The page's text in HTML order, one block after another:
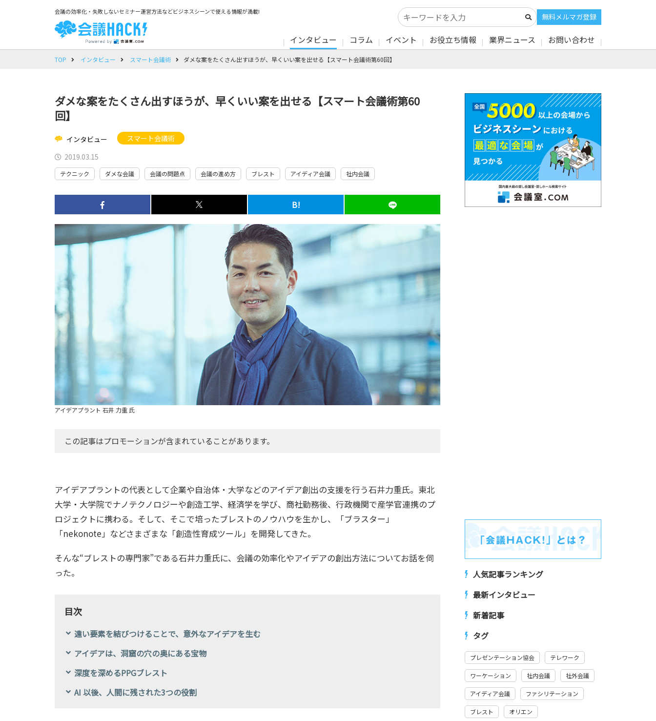
会議の効率化・失敗しないセミナー運営方法などビジネスシーンで使える情報が満載!
インタビュー コラム イベント お役立ち情報 業界ニュース お問い合わせ
無料メルマガ登録
TOP インタビュー スマート会議術 ダメな案をたくさん出すほうが、早くいい案を出せる【スマート会議術第60回】
ダメな案をたくさん出すほうが、早くいい案を出せる【スマート会議術第60
回】
インタビュー
スマート会議術
2019.03.15
テクニック ダメな会議 会議の問題点 会議の進め方 ブレスト アイディア会議 社内会議
B!
アイデアプラント 石井 力重 氏
この記事はプロモーションが含まれていることがあります。
アイデアプラントの代表として企業や自治体・大学などのアイデア創出の支援を行う石井力重氏。東北
大学・大学院でナノテクノロジーや創造工学、経済学を学び、商社勤務後、行政機関で産学官連携のプ
ロジェクトに携わる。そして、そこで培ったブレストのノウハウを生かし、「ブラスター」
「nekonote」などさまざまな「創造性育成ツール」を開発してきた。
そんな“ブレストの専門家”である石井力重氏に、会議の効率化やアイデアの創出方法についてお話を伺
った。
目次
遠い要素を結びつけることで、意外なアイデアを生む
アイデアは、洞窟の穴の奥にある宝物
深度を深めるPPGブレスト
AI 以後、人間に残された3つの役割
人気記事ランキング
最新インタビュー
新着記事
タグ
プレゼンテーション協会 テレワーク
ワーケーション 社内会議 社外会議
アイディア会議 ファシリテーション
ブレスト オリエン